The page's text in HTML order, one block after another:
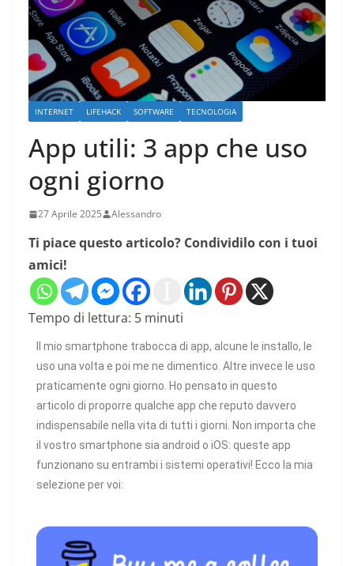
INTERNET LIFEHACK SOFTWARE TECNOLOGIA
App utili: 3 app che uso
ogni giorno
27 Aprile 2025 Alessandro
Ti piace questo articolo? Condividilo con i tuoi
amici!
Tempo di lettura: 5 minuti
Il mio smartphone trabocca di app, alcune le installo, le
uso una volta e poi me ne dimentico. Altre invece le uso
praticamente ogni giorno. Ho pensato in questo
articolo di proporre qualche app che reputo davvero
indispensabile nella vita di tutti i giorni. Non importa che
il vostro smartphone sia android o iOS: queste app
funzionano su entrambi i sistemi operativi! Ecco la mia
selezione per voi: